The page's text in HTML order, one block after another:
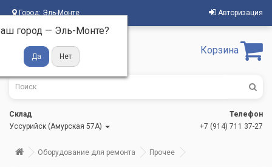
Город: Эль-Монте
город — Эль-Монте?
Авторизация
Корзина
Склад
Уссурийск (Амурская 57А)
Телефон
+7 (914) 711 37-27
Оборудование для ремонта Прочее